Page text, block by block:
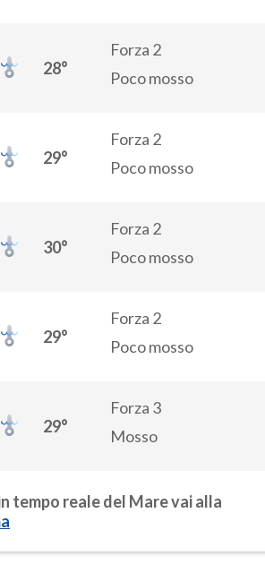
28°
Forza 2
Poco mosso
29°
Forza 2
Poco mosso
30°
Forza 2
Poco mosso
29°
Forza 2
Poco mosso
29°
Forza 3
Mosso
tempo reale del Mare vai alla